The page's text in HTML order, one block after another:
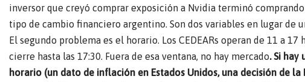
inversor que creyó comprar exposición a Nvidia terminó
tipo de cambio financiero argentino. Son dos variables en lugar de
El segundo problema es el horario. Los CEDEARs operan de 11 a
cierre hasta las 17:30. Fuera de esa ventana, no hay mercado. Si hay
horario (un dato de inflación en Estados Unidos, una decisión de